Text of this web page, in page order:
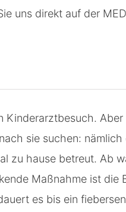
uns direkt auf der
Kinderarztbesuch.
sie suchen:
zu hause betreut. Ab
Maßnahme ist die
es bis ein